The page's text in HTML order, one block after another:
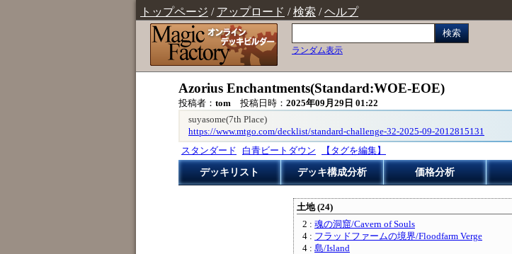
トップページ / アップロード /検索 /ヘルプ
検索
ランダム表示
Azorius Enchantments(Standard:WOE-EOE)
投稿者： tom 投稿日時： 2025年09月29日 01:22
suyasome(7th Place)
https://www.mtgo.com/decklist/standard-challenge-32-2025-09-2012815131
スタンダード
白青ビートダウン 【タグを編集】
デッキリスト デッキ構成分析 価格分析
土地 (24)
2 : 魂の洞窟/Cavern of Souls
4 : フラッドファームの境界/Floodfarm Verge
4 : 島/Island